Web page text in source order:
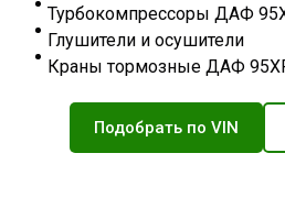
Турбокомпрессоры ДАФ
Глушители и осушители
Краны тормозные ДАФ
Подобрать по VIN